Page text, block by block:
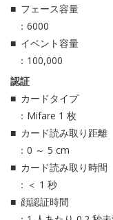
フェース容量
：6000
イベント容量
：100,000
認証
カードタイプ
：Mifare 1 枚
カード読み取り距離
：0 ～ 5 cm
カード読み取り時間
：＜ 1 秒
顔認証時間